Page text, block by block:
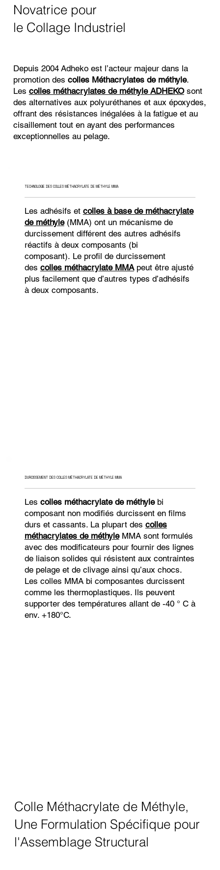
Novatrice pour
le Collage Industriel
Depuis 2004 Adheko est l’acteur majeur dans la
promotion des colles Méthacrylates de méthyle.
Les colles méthacrylates de méthyle ADHEKOsont
des alternatives aux polyuréthanes et aux époxydes,
offrant des résistances inégalées à la fatigue et au
cisaillement tout en ayant des performances
exceptionnelles au pelage.
TECHNOLOGIE DES COLLES MÉTHACRYLATE DE MÉTHYLE MMA
Les adhésifs et colles à base de méthacrylate
de méthyle(MMA) ont un mécanisme de
durcissement différent des autres adhésifs
réactifs à deux composants (bi
composant). Le profil de durcissement
des colles méthacrylate MMApeut être ajusté
plus facilement que d’autres types d’adhésifs
à deux composants.
DURCISSEMENT DES COLLES MÉTHACRYLATE DE MÉTHYLE MMA
Les colles méthacrylate de méthylebi
composant non modifiés durcissent en films
durs et cassants. La plupart des colles
méthacrylates de méthyleMMA sont formulés
avec des modificateurs pour fournir des lignes
de liaison solides qui résistent aux contraintes
de pelage et de clivage ainsi qu’aux chocs.
Les colles MMA bi composantes durcissent
comme les thermoplastiques. Ils peuvent
supporter des températures allant de -40 ° C à
env. +180°C.
Colle Méthacrylate de Méthyle,
Une Formulation Spécifique pour
l'Assemblage Structural